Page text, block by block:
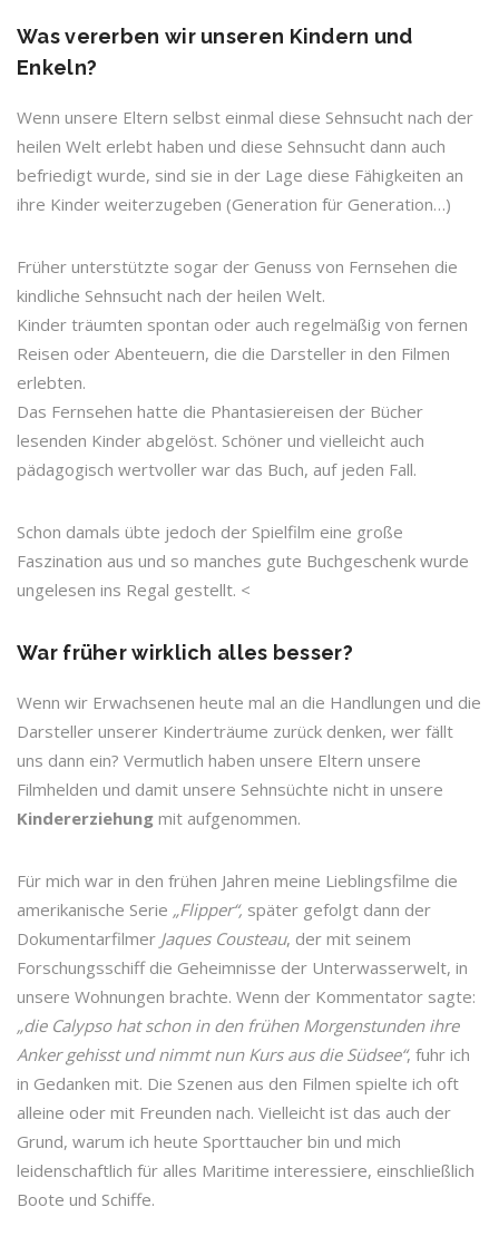
Was vererben wir unseren Kindern und
Enkeln?
Wenn unsere Eltern selbst einmal diese Sehnsucht nach der
heilen Welt erlebt haben und diese Sehnsucht dann auch
befriedigt wurde, sind sie in der Lage diese Fähigkeiten an
ihre Kinder weiterzugeben (Generation für Generation…)
Früher unterstützte sogar der Genuss von Fernsehen die
kindliche Sehnsucht nach der heilen Welt.
Kinder träumten spontan oder auch regelmäßig von fernen
Reisen oder Abenteuern, die die Darsteller in den Filmen
erlebten.
Das Fernsehen hatte die Phantasiereisen der Bücher
lesenden Kinder abgelöst. Schöner und vielleicht auch
pädagogisch wertvoller war das Buch, auf jeden Fall.
Schon damals übte jedoch der Spielfilm eine große
Faszination aus und so manches gute Buchgeschenk wurde
ungelesen ins Regal gestellt. <
War früher wirklich alles besser?
Wenn wir Erwachsenen heute mal an die Handlungen und die
Darsteller unserer Kinderträume zurück denken, wer fällt
uns dann ein? Vermutlich haben unsere Eltern unsere
Filmhelden und damit unsere Sehnsüchte nicht in unsere
Kindererziehung mit aufgenommen.
Für mich war in den frühen Jahren meine Lieblingsfilme die
amerikanische Serie „Flipper“, später gefolgt dann der
Dokumentarfilmer Jaques Cousteau, der mit seinem
Forschungsschiff die Geheimnisse der Unterwasserwelt, in
unsere Wohnungen brachte. Wenn der Kommentator sagte:
„die Calypso hat schon in den frühen Morgenstunden ihre
Anker gehisst und nimmt nun Kurs aus die Südsee“, fuhr ich
in Gedanken mit. Die Szenen aus den Filmen spielte ich oft
alleine oder mit Freunden nach. Vielleicht ist das auch der
Grund, warum ich heute Sporttaucher bin und mich
leidenschaftlich für alles Maritime interessiere, einschließlich
Boote und Schiffe.